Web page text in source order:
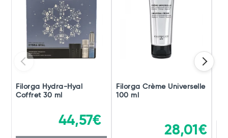
Filorga Hydra-Hyal
Coffret 30 ml
44,57€
Filorga Crème Universelle
100 ml
28,01€